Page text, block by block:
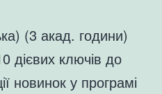
(3 акад. години)
ключів до
новинок у програмі